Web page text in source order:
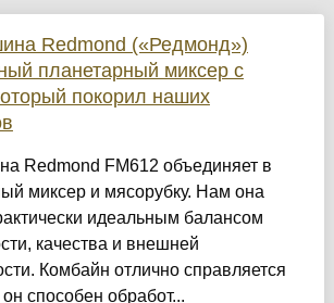
Redmond («Редмонд»)
планетарный миксер с
покорил наших
Redmond FM612 объединяет в
миксер и мясорубку. Нам она
идеальным балансом
качества и внешней
Комбайн отлично справляется
способен обработ...